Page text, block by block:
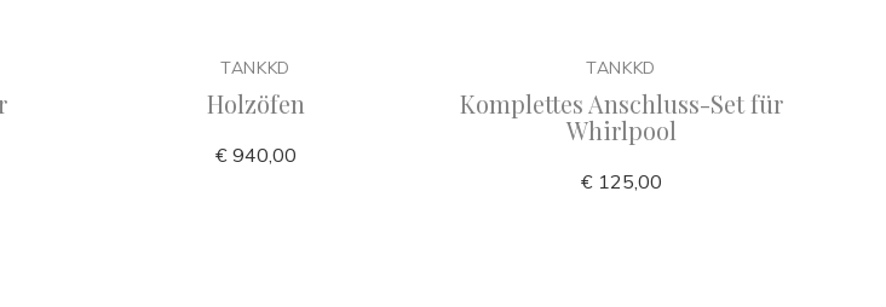
TANKKD
Holzöfen
€ 940,00
TANKKD
Komplettes Anschluss-Set für
Whirlpool
€ 125,00